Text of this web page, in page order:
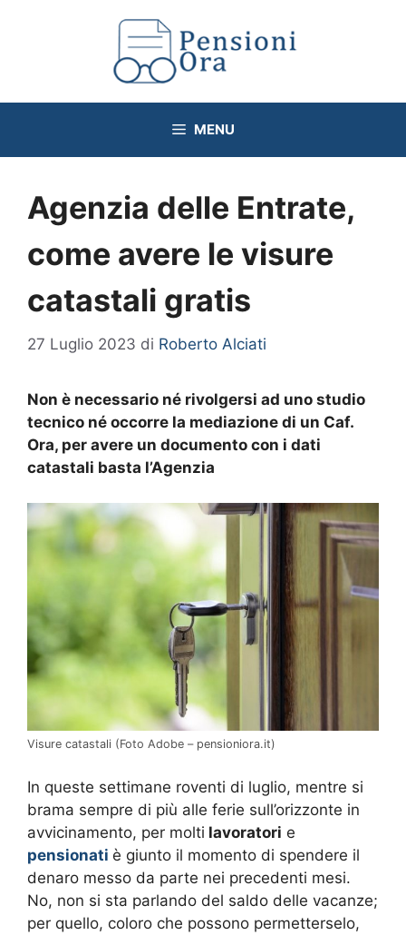
MENU
Agenzia delle Entrate,
come avere le visure
catastali gratis
27 Luglio 2023 di Roberto Alciati
Non è necessario né rivolgersi ad uno studio
tecnico né occorre la mediazione di un Caf.
Ora, per avere un documento con i dati
catastali basta l’Agenzia
Visure catastali (Foto Adobe – pensioniora.it)
In queste settimane roventi di luglio, mentre si
brama sempre di più alle ferie sull’orizzonte in
avvicinamento, per molti lavoratori e
pensionati è giunto il momento di spendere il
denaro messo da parte nei precedenti mesi.
No, non si sta parlando del saldo delle vacanze;
per quello, coloro che possono permetterselo,